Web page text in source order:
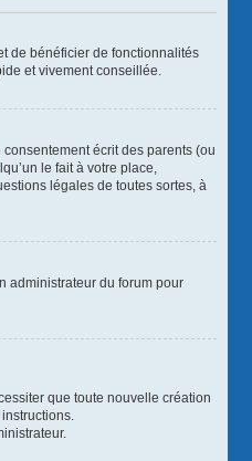
de bénéficier de fonctionnalités
et vivement conseillée.
écrit des parents (ou
le fait à votre place,
légales de toutes sortes, à
administrateur du forum pour
que toute nouvelle création